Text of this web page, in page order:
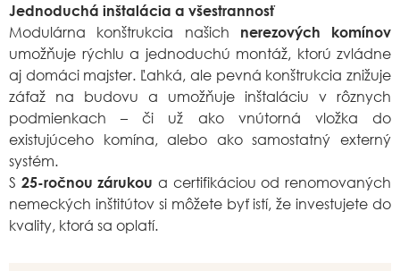
Jednoduchá inštalácia a všestrannosť
Modulárna konštrukcia našich nerezových komínov
umožňuje rýchlu a jednoduchú montáž, ktorú zvládne
aj domáci majster. Ľahká, ale pevná konštrukcia znižuje
záťaž na budovu a umožňuje inštaláciu v rôznych
podmienkach – či už ako vnútorná vložka do
existujúceho komína, alebo ako samostatný externý
systém.
S 25-ročnou zárukou a certifikáciou od renomovaných
nemeckých inštitútov si môžete byť istí, že investujete do
kvality, ktorá sa oplatí.